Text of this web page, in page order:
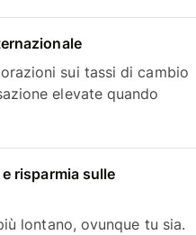
sui tassi di cambio
elevate quando
risparmia sulle
lontano, ovunque tu sia.